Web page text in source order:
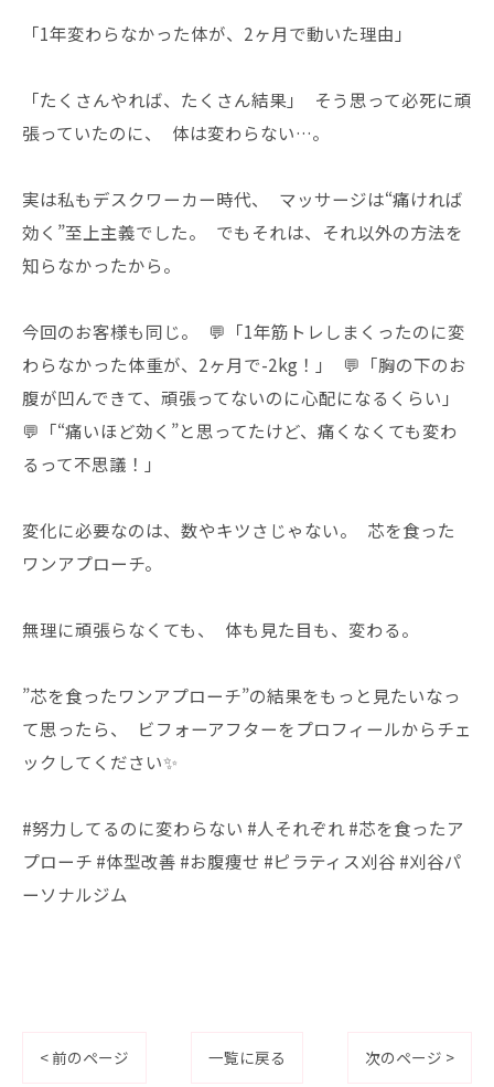
「1年変わらなかった体が、2ヶ月で動いた理由」
「たくさんやれば、たくさん結果」 そう思って必死に頑
張っていたのに、 体は変わらない…。
実は私もデスクワーカー時代、 マッサージは“痛ければ
効く”至上主義でした。 でもそれは、それ以外の方法を
知らなかったから。
今回のお客様も同じ。 💬「1年筋トレしまくったのに変
わらなかった体重が、2ヶ月で-2kg！」 💬「胸の下のお
腹が凹んできて、頑張ってないのに心配になるくらい」
💬「“痛いほど効く”と思ってたけど、痛くなくても変わ
るって不思議！」
変化に必要なのは、数やキツさじゃない。 芯を食った
ワンアプローチ。
無理に頑張らなくても、 体も見た目も、変わる。
”芯を食ったワンアプローチ”の結果をもっと見たいなっ
て思ったら、 ビフォーアフターをプロフィールからチェ
ックしてください✨
#努力してるのに変わらない #人それぞれ #芯を食ったア
プローチ #体型改善 #お腹痩せ #ピラティス刈谷 #刈谷パ
ーソナルジム
< 前のページ 一覧に戻る 次のページ >